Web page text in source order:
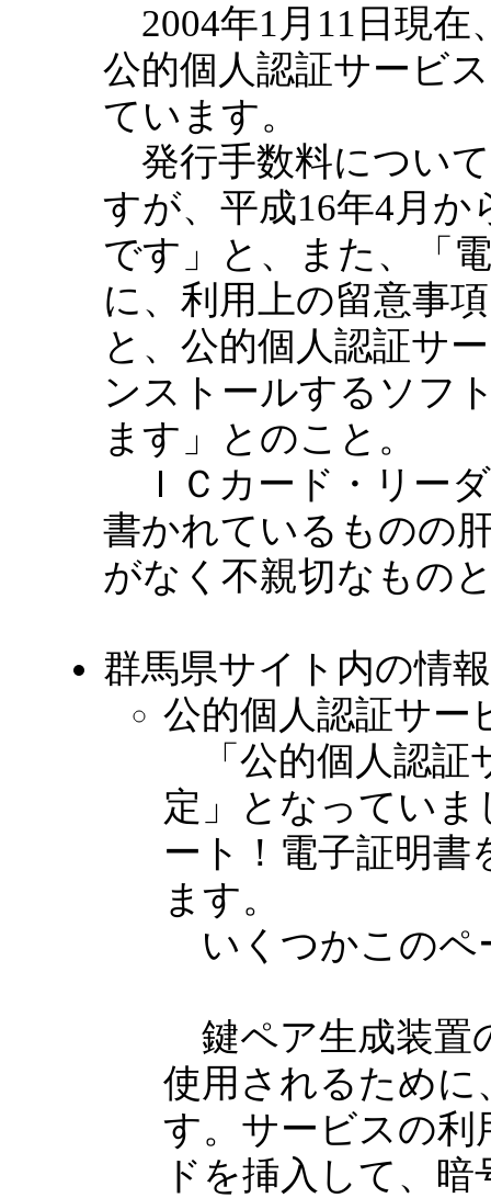
2004年1月11日現在
公的個人認証サービ
ています。
発行手数料につい
すが、平成16年4月か
です」と、また、「
に、利用上の留意事
と、公的個人認証サ
ンストールするソフ
ます」とのこと。
ＩＣカード・リー
書かれているものの
がなく不親切なもの
群馬県サイト内の情報
公的個人認証サー
「公的個人認証
定」となっていま
ート！電子証明書
ます。
いくつかこのペ
鍵ペア生成装置
使用されるために
す。サービスの利
ドを挿入して、